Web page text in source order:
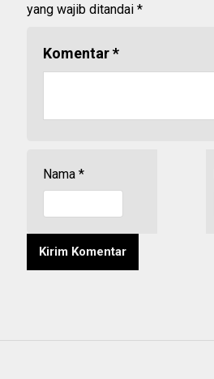
yang wajib ditandai *
Komentar*
Nama *